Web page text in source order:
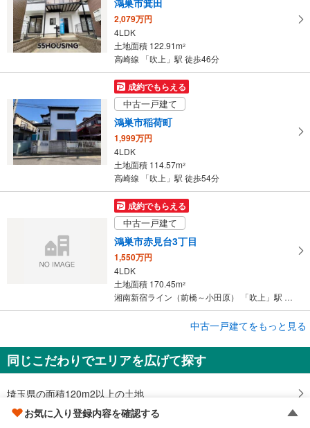
2,079万円
4LDK
土地面積 122.91m2
高崎線 「吹上」駅 徒歩46分
成約でもらえる
中古一戸建て
鴻巣市稲荷町
1,999万円
4LDK
土地面積 114.57m2
高崎線 「吹上」駅 徒歩54分
成約でもらえる
中古一戸建て
鴻巣市赤見台3丁目
1,550万円
4LDK
土地面積 170.45m2
湘南新宿ライン（前橋～小田原） 「吹上」駅 徒歩45分
鴻巣市箕田
1,899万円
3LDK
高崎線 「吹上」駅 徒歩70分
中古一戸建てをもっと見る
同じこだわりでエリアを広げて探す
埼玉県の面積120m2以上の土地
お気に入り登録内容を確認する